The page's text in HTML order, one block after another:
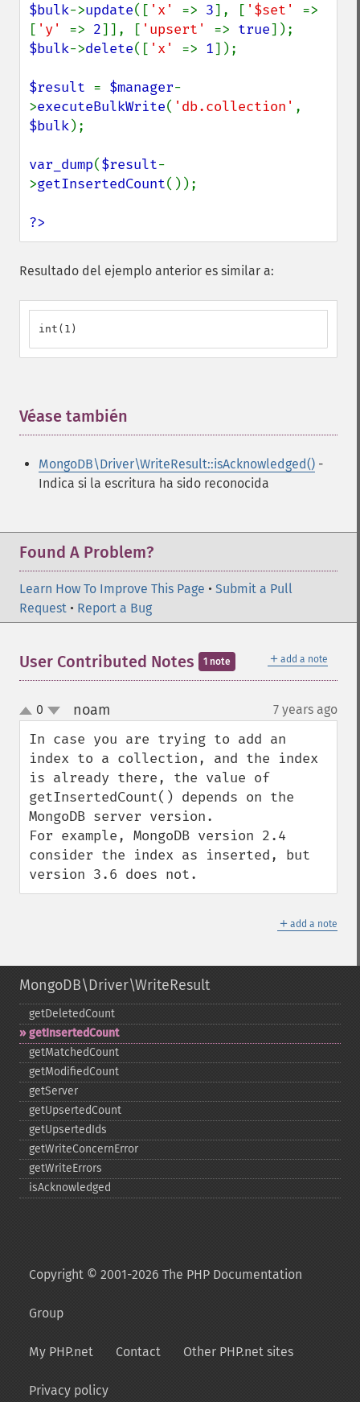
$bulk->update([ 'x' => 3], [ '$set' =>
[ 'y' => 2]], [ 'upsert' => true
$bulk->delete([ 'x' => 1]);
$result = $manager-
>executeBulkWrite( 'db.collection'
$bulk);
var_dump($result-
>getInsertedCount());
?>
Resultado del ejemplo anterior es similar a:
int(1)
Véase también
MongoDB\Driver\WriteResult::isAcknowledged() -
Indica si la escritura ha sido reconocida
Found A Problem?
Learn How To Improve This Page • Submit a Pull
Request • Report a Bug
＋ add a note
User Contributed Notes 1 note
up
down
0 noam 7 years ago
In case you are trying to add an
index to a collection, and the index
is already there, the value of
getInsertedCount() depends on the
MongoDB server version.
For example, MongoDB version 2.4
consider the index as inserted, but
version 3.6 does not.
＋ add a note
MongoDB\Driver\WriteResult
getDeletedCount
getInsertedCount
getMatchedCount
getModifiedCount
getServer
getUpsertedCount
getUpsertedIds
getWriteConcernError
getWriteErrors
isAcknowledged
Copyright © 2001-2026 The PHP Documentation
Group
My PHP.net Contact Other PHP.net sites
Privacy policy